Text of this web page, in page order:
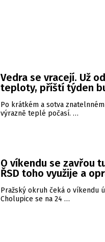
Vedra se vracejí. Už
teploty, příští týden
Po krátkém a sotva
výrazně teplé počasí. …
O víkendu se zavřou
ŘSD toho využije a
Pražský okruh čeká o víkendu
Cholupice se na 24 …